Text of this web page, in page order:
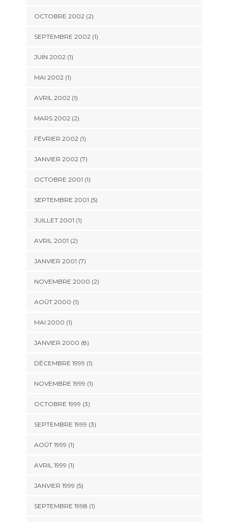
OCTOBRE 2002 (2)
SEPTEMBRE 2002 (1)
JUIN 2002 (1)
MAI 2002 (1)
AVRIL 2002 (1)
MARS 2002 (2)
FÉVRIER 2002 (1)
JANVIER 2002 (7)
OCTOBRE 2001 (1)
SEPTEMBRE 2001 (5)
JUILLET 2001 (1)
AVRIL 2001 (2)
JANVIER 2001 (7)
NOVEMBRE 2000 (2)
AOÛT 2000 (1)
MAI 2000 (1)
JANVIER 2000 (8)
DÉCEMBRE 1999 (1)
NOVEMBRE 1999 (1)
OCTOBRE 1999 (3)
SEPTEMBRE 1999 (3)
AOÛT 1999 (1)
AVRIL 1999 (1)
JANVIER 1999 (5)
SEPTEMBRE 1998 (1)